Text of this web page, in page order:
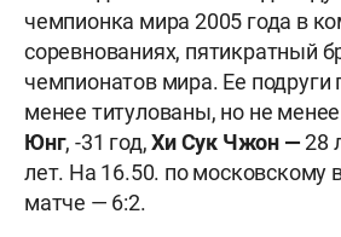
чемпионка мира 2005 года в
соревнованиях, пятикратный
чемпионатов мира. Ее подруги
менее титулованы, но не
Юнг, -31 год,Хи Сук Чжон —28
лет. На 16.50. по московскому
матче — 6:2.